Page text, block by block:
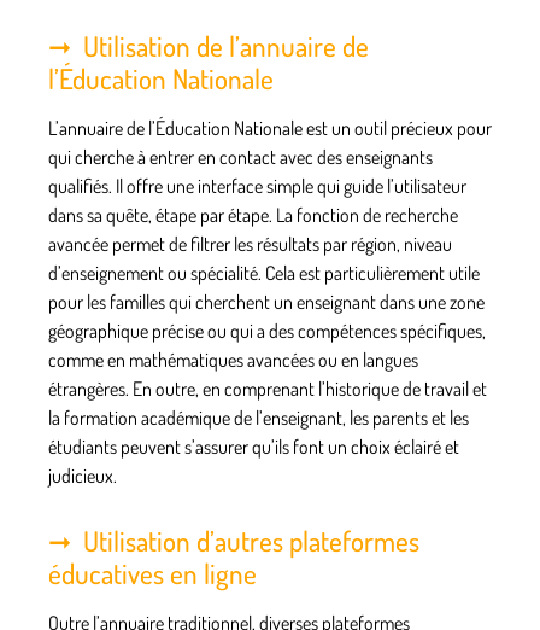
Utilisation de l’annuaire de
l’Éducation Nationale
L’annuaire de l’Éducation Nationale est un outil précieux pour
qui cherche à entrer en contact avec des enseignants
qualifiés. Il offre une interface simple qui guide l’utilisateur
dans sa quête, étape par étape. La fonction de recherche
avancée permet de filtrer les résultats par région, niveau
d’enseignement ou spécialité. Cela est particulièrement utile
pour les familles qui cherchent un enseignant dans une zone
géographique précise ou qui a des compétences spécifiques,
comme en mathématiques avancées ou en langues
étrangères. En outre, en comprenant l’historique de travail et
la formation académique de l’enseignant, les parents et les
étudiants peuvent s’assurer qu’ils font un choix éclairé et
judicieux.
Utilisation d’autres plateformes
éducatives en ligne
Outre l’annuaire traditionnel, diverses plateformes